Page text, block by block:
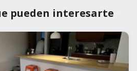
pueden interesarte